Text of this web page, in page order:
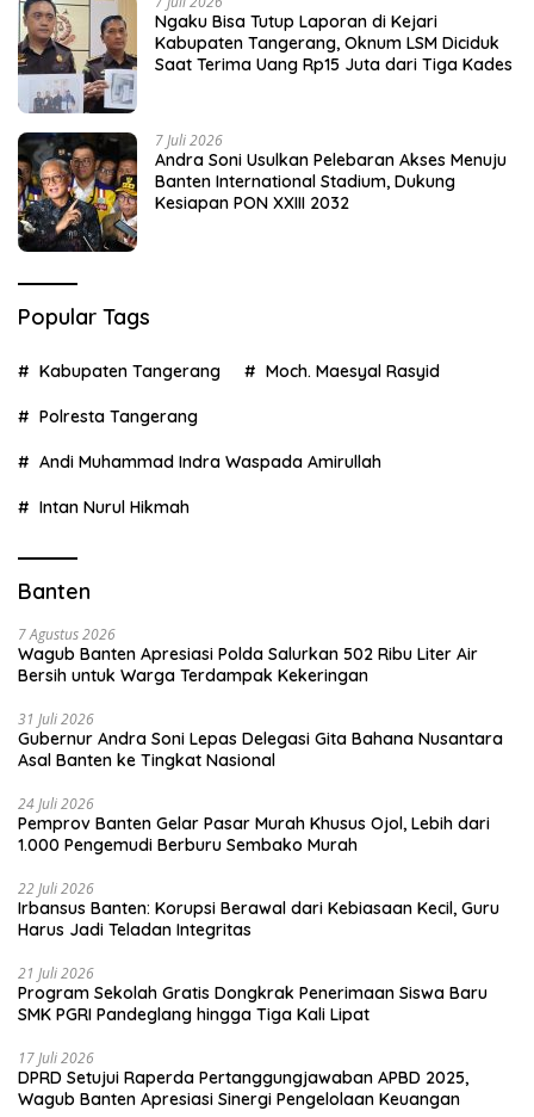
Ngaku Bisa Tutup Laporan di Kejari
Kabupaten Tangerang, Oknum LSM Diciduk
Saat Terima Uang Rp15 Juta dari Tiga Kades
7 Juli 2026
Andra Soni Usulkan Pelebaran Akses Menuju
Banten International Stadium, Dukung
Kesiapan PON XXIII 2032
Popular Tags
Kabupaten Tangerang Moch. Maesyal Rasyid
Polresta Tangerang
Andi Muhammad Indra Waspada Amirullah
Intan Nurul Hikmah
Banten
7 Agustus 2026
Wagub Banten Apresiasi Polda Salurkan 502 Ribu Liter Air
Bersih untuk Warga Terdampak Kekeringan
31 Juli 2026
Gubernur Andra Soni Lepas Delegasi Gita Bahana Nusantara
Asal Banten ke Tingkat Nasional
24 Juli 2026
Pemprov Banten Gelar Pasar Murah Khusus Ojol, Lebih dari
1.000 Pengemudi Berburu Sembako Murah
22 Juli 2026
Irbansus Banten: Korupsi Berawal dari Kebiasaan Kecil, Guru
Harus Jadi Teladan Integritas
21 Juli 2026
Program Sekolah Gratis Dongkrak Penerimaan Siswa Baru
SMK PGRI Pandeglang hingga Tiga Kali Lipat
17 Juli 2026
DPRD Setujui Raperda Pertanggungjawaban APBD 2025,
Wagub Banten Apresiasi Sinergi Pengelolaan Keuangan